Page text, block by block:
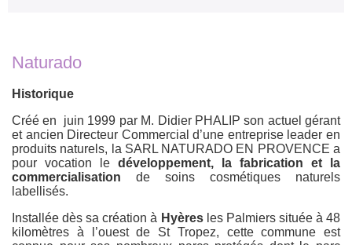
Naturado
Historique
Créé en juin 1999 par M. Didier PHALIP son actuel gérant
et ancien Directeur Commercial d’une entreprise leader en
produits naturels, la SARL NATURADO EN PROVENCE a
pour vocation le développement, la fabrication et la
commercialisation de soins cosmétiques naturels
labellisés.
Installée dès sa création à Hyèresles Palmiers située à 48
kilomètres à l’ouest de St Tropez, cette commune est